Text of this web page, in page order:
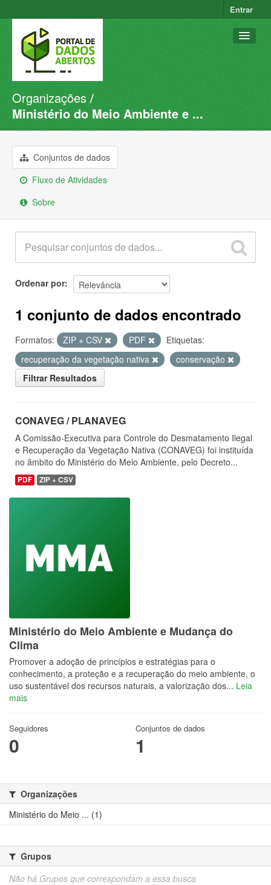
Entrar
Conjuntos de dados
Organizações
Sobre
Organizações
Ministério do Meio Ambiente e ...
Conjuntos de dados
Fluxo de Atividades
Sobre
Ordenar por
1 conjunto de dados encontrado
Formatos: ZIP + CSV PDF
Etiquetas:
recuperação da vegetação nativa
conservação
Filtrar Resultados
CONAVEG / PLANAVEG
A Comissão-Executiva para Controle do Desmatamento Ilegal
e Recuperação da Vegetação Nativa (CONAVEG) foi instituída
no âmbito do Ministério do Meio Ambiente, pelo Decreto...
PDF ZIP + CSV
Ministério do Meio Ambiente e Mudança do
Clima
Promover a adoção de princípios e estratégias para o
conhecimento, a proteção e a recuperação do meio ambiente, o
uso sustentável dos recursos naturais, a valorização dos... Leia
mais
Seguidores
0
Conjuntos de dados
1
Organizações
Ministério do Meio ... (1)
Grupos
Não há Grupos que correspondam a essa busca